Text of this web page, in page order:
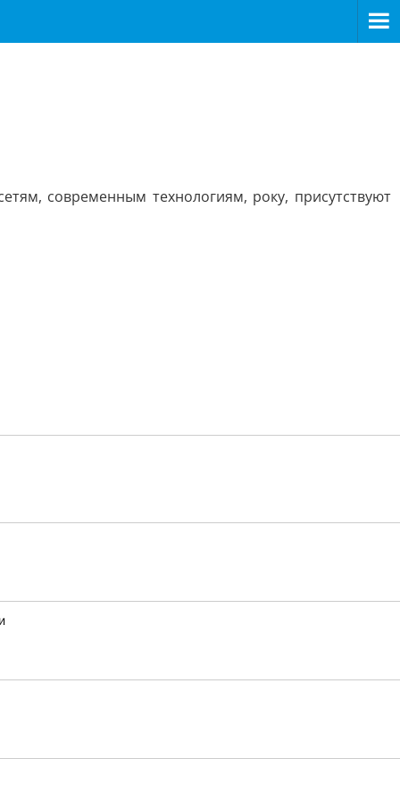
современным технологиям, року, присутствуют